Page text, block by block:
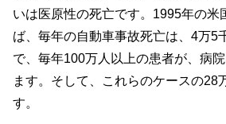
いは医原性の死亡です。1995年の米
ば、毎年の自動車事故死亡は、4万5
で、毎年100万人以上の患者が、病
ます。そして、これらのケースの28
す。